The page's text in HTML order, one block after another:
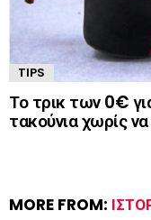
TIPS
Το τρικ των 0€
τακούνια χωρίς
MORE FROM: